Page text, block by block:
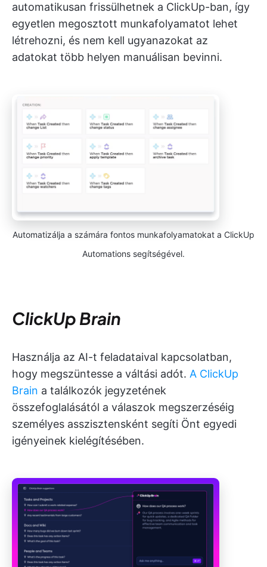
automatikusan frissülhetnek a ClickUp-ban, így
egyetlen megosztott munkafolyamatot lehet
létrehozni, és nem kell ugyanazokat az
adatokat több helyen manuálisan bevinni.
Automatizálja a számára fontos munkafolyamatokat a ClickUp
Automations segítségével.
ClickUp Brain
Használja az AI-t feladataival kapcsolatban,
hogy megszüntesse a váltási adót. A ClickUp
Brain a találkozók jegyzetének
összefoglalásától a válaszok megszerzéséig
személyes asszisztensként segíti Önt egyedi
igényeinek kielégítésében.